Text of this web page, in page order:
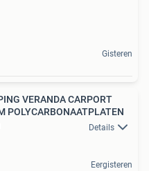
Gisteren
VERANDA CARPORT
POLYCARBONAATPLATEN
Details
Eergisteren